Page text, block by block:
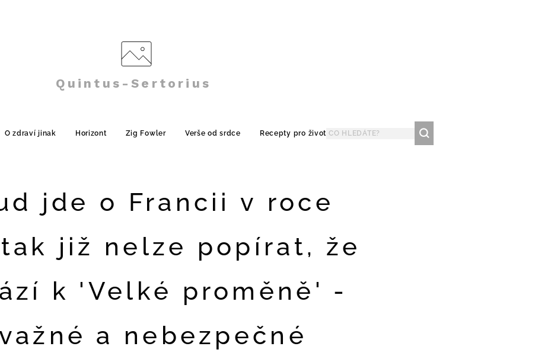
Quintus-Sertorius
O zdraví jinak Horizont Zig Fowler Verše od srdce Recepty pro život
jde o Francii v roce
tak již nelze popírat, že
k 'Velké proměně' -
a nebezpečné